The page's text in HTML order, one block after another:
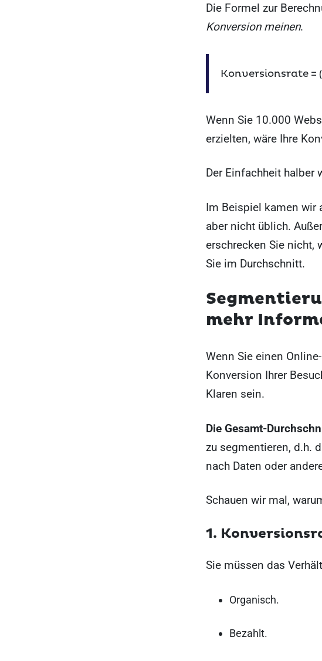
Die Formel zur
Konversion meinen.
Konversionsrate =
Wenn Sie 10.000
erzielten, wäre Ihre
Der Einfachheit halber
Im Beispiel kamen wir
aber nicht üblich.
erschrecken Sie nicht,
Sie im Durchschnitt.
mehr
Wenn Sie einen
Konversion Ihrer
Klaren sein.
Die Gesamt-
zu segmentieren, d.h.
nach Daten oder
Schauen wir mal,
1.
Sie müssen das
Organisch.
Bezahlt.